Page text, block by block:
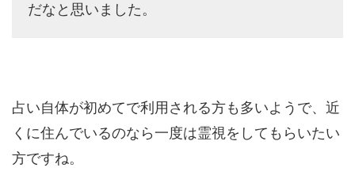
だなと思いました。
占い自体が初めてで利用される方も多いようで、近
くに住んでいるのなら一度は霊視をしてもらいたい
方ですね。